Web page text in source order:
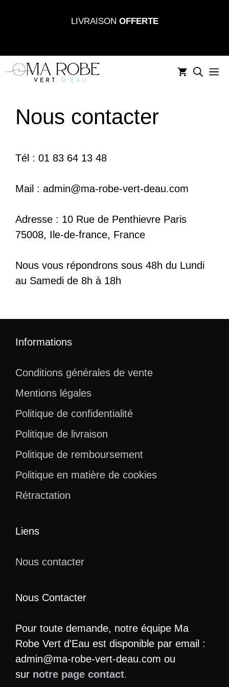
LIVRAISON OFFERTE
Nous contacter
Tél : 01 83 64 13 48
Mail : admin@ma-robe-vert-deau.com
Adresse : 10 Rue de Penthievre Paris
75008, Ile-de-france, France
Nous vous répondrons sous 48h du Lundi
au Samedi de 8h à 18h
Informations
Conditions générales de vente
Mentions légales
Politique de confidentialité
Politique de livraison
Politique de remboursement
Politique en matière de cookies
Rétractation
Liens
Nous contacter
Nous Contacter
Pour toute demande, notre équipe Ma
Robe Vert d'Eau est disponible par email :
admin@ma-robe-vert-deau.com ou
sur notre page contact.